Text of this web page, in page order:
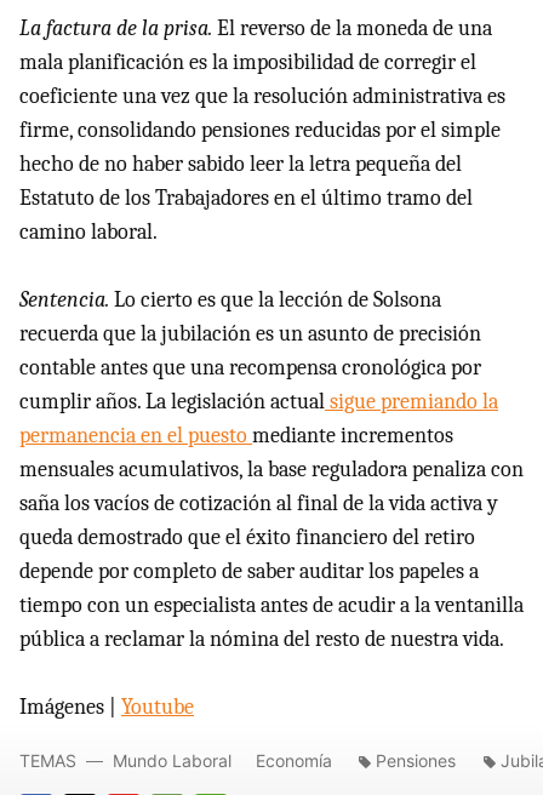
La factura de la prisa. El reverso de la moneda de una
mala planificación es la imposibilidad de corregir el
coeficiente una vez que la resolución administrativa es
firme, consolidando pensiones reducidas por el simple
hecho de no haber sabido leer la letra pequeña del
Estatuto de los Trabajadores en el último tramo del
camino laboral.
Sentencia. Lo cierto es que la lección de Solsona
recuerda que la jubilación es un asunto de precisión
contable antes que una recompensa cronológica por
cumplir años. La legislación actualsigue premiando la
permanencia en el puestomediante incrementos
mensuales acumulativos, la base reguladora penaliza con
saña los vacíos de cotización al final de la vida activa y
queda demostrado que el éxito financiero del retiro
depende por completo de saber auditar los papeles a
tiempo con un especialista antes de acudir a la ventanilla
pública a reclamar la nómina del resto de nuestra vida.
Imágenes | Youtube
TEMAS Mundo Laboral Economía Pensiones